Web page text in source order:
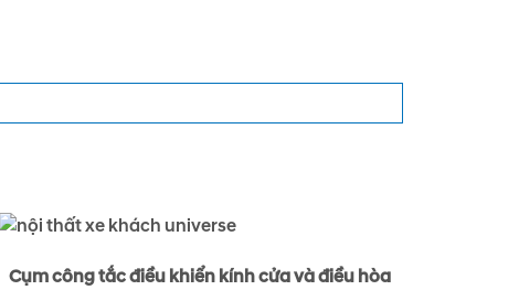
Cụm công tắc điều khiển kính cửa và điều hòa